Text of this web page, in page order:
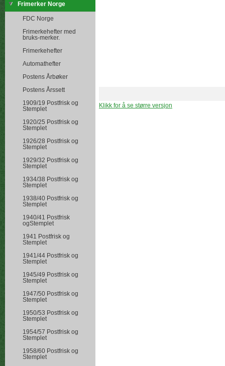
Frimerker Norge
FDC Norge
Frimerkehefter med
bruks-merker.
Frimerkehefter
Automathefter
Postens Årbøker
Postens Årssett
1909/19 Postfrisk og
Stemplet
1920/25 Postfrisk og
Stemplet
1926/28 Postfrisk og
Stemplet
1929/32 Postfrisk og
Stemplet
1934/38 Postfrisk og
Stemplet
1938/40 Postfrisk og
Stemplet
1940/41 Postfrisk
ogStemplet
1941 Postfrisk og
Stemplet
1941/44 Postfrisk og
Stemplet
1945/49 Postfrisk og
Stemplet
1947/50 Postfrisk og
Stemplet
1950/53 Postfrisk og
Stemplet
1954/57 Postfrisk og
Stemplet
1958/60 Postfrisk og
Stemplet
Klikk for å se større versjon